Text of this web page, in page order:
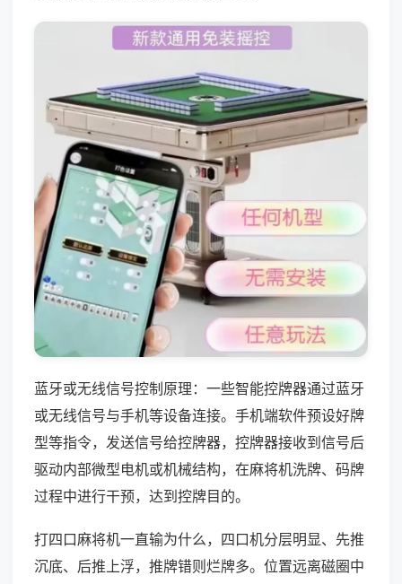
蓝牙或无线信号控制原理：一些智能控牌器通过蓝牙
或无线信号与手机等设备连接。手机端软件预设好牌
型等指令，发送信号给控牌器，控牌器接收到信号后
驱动内部微型电机或机械结构，在麻将机洗牌、码牌
过程中进行干预，达到控牌目的。
打四口麻将机一直输为什么，四口机分层明显、先推
沉底、后推上浮，推牌错则烂牌多。位置远离磁圈中